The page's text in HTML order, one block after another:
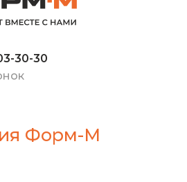
30-30
Форм-М